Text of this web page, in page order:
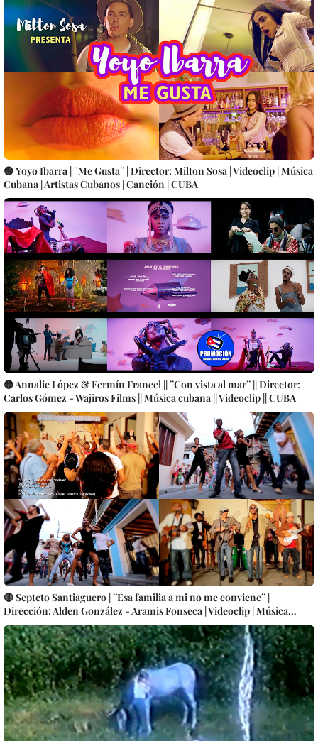
🟢 Yoyo Ibarra | ¨Me Gusta¨ | Director: Milton Sosa | Videoclip | Música
Cubana | Artistas Cubanos | Canción | CUBA
🟡 Annalie López & Fermín Francel || ¨Con vista al mar¨ || Director:
Carlos Gómez - Wajiros Films || Música cubana || Videoclip || CUBA
🔴 Septeto Santiaguero | ¨Esa familia a mi no me conviene¨ |
Dirección: Alden González - Aramis Fonseca | Videoclip | Música
Popular Bailable tradicional Cubana | Artistas Cubanos | Canción |
CUBA